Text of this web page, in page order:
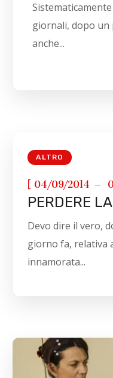
giornali, dopo
anche...
ALTRO
[ 04/09/2014
PERDERE
Devo dire il vero,
giorno fa, relativa
innamorata...